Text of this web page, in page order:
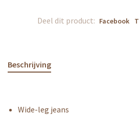
Deel dit product: Facebook
Beschrijving
Wide-leg jeans